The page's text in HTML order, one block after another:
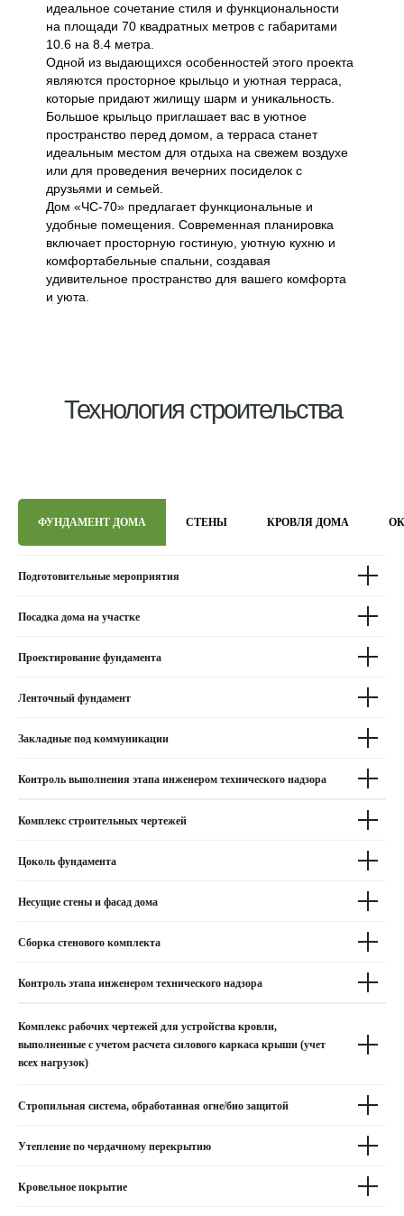
идеальное сочетание стиля и функциональности
на площади 70 квадратных метров с габаритами
10.6 на 8.4 метра.
Одной из выдающихся особенностей этого проекта
являются просторное крыльцо и уютная терраса,
которые придают жилищу шарм и уникальность.
Большое крыльцо приглашает вас в уютное
пространство перед домом, а терраса станет
идеальным местом для отдыха на свежем воздухе
или для проведения вечерних посиделок с
друзьями и семьей.
Дом «ЧС-70» предлагает функциональные и
удобные помещения. Современная планировка
включает просторную гостиную, уютную кухню и
комфортабельные спальни, создавая
удивительное пространство для вашего комфорта
и уюта.
Технология строительства
ФУНДАМЕНТ ДОМА СТЕНЫ КРОВЛЯ ДОМА
Подготовительные мероприятия
Посадка дома на участке
Проектирование фундамента
Ленточный фундамент
Закладные под коммуникации
Контроль выполнения этапа инженером технического надзора
Комплекс строительных чертежей
Цоколь фундамента
Несущие стены и фасад дома
Сборка стенового комплекта
Контроль этапа инженером технического надзора
Комплекс рабочих чертежей для устройства кровли,
выполненные с учетом расчета силового каркаса крыши (учет
всех нагрузок)
Стропильная система, обработанная огне/био защитой
Утепление по чердачному перекрытию
Кровельное покрытие